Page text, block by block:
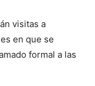
visitas a
en que se
formal a las